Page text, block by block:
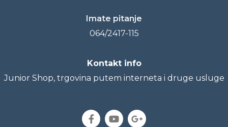
Imate pitanje
064/2417-115
Kontakt info
Junior Shop, trgovina putem interneta i druge usluge